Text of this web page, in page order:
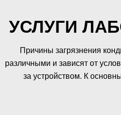
УСЛУГИ
Причины загрязнения
различными и зависят от
за устройством. К